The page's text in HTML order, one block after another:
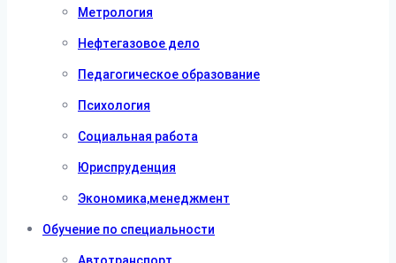
Метрология
Нефтегазовое дело
Педагогическое образование
Психология
Социальная работа
Юриспруденция
Экономика,менеджмент
Обучение по специальности